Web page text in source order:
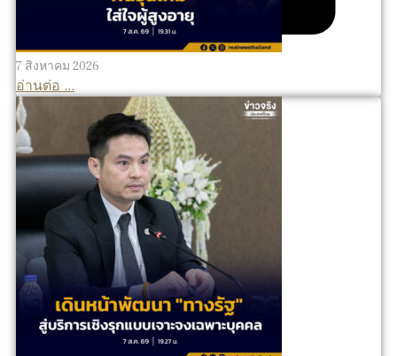
7 สิงหาคม 2026
อ่านต่อ ...